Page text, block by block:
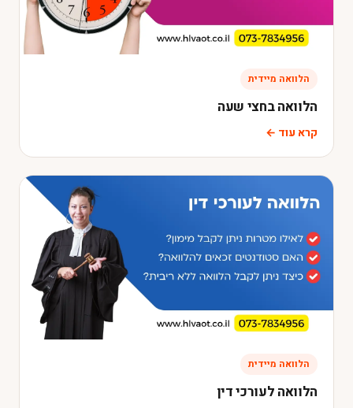
הלוואה מיידית
הלוואה בחצי שעה
קרא עוד ←
הלוואה מיידית
הלוואה לעורכי דין